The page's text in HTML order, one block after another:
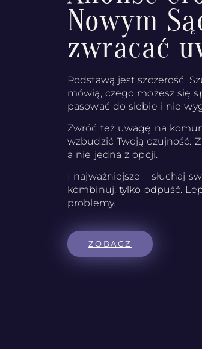
Nowym
zwracać
Podstawą jest szczerość.
mówią, czego możesz się
pasować do siebie i nie
Zwróć też uwagę na
wzbudzić Twoją czujność.
a nie jedna z opcji.
I najważniejsze – słuchaj
kombinuj, tylko odpuść.
problemy.
ZOBACZ